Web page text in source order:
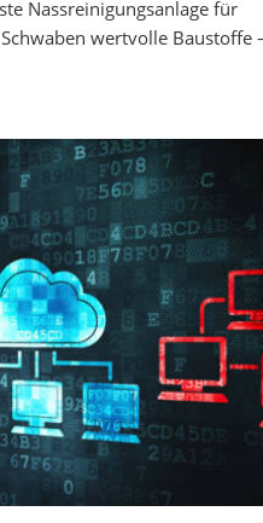
Nassreinigungsanlage für
wertvolle Baustoffe